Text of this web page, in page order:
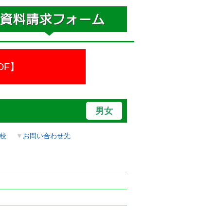
】
男女
▼ お問い合わせ先